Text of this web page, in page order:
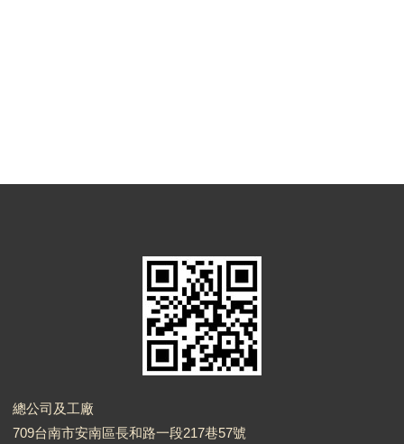
總公司及工廠
709台南市安南區長和路一段217巷57號